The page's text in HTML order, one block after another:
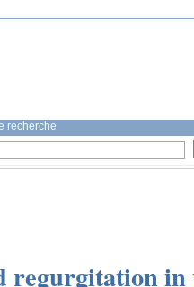
recherche
regurgitation